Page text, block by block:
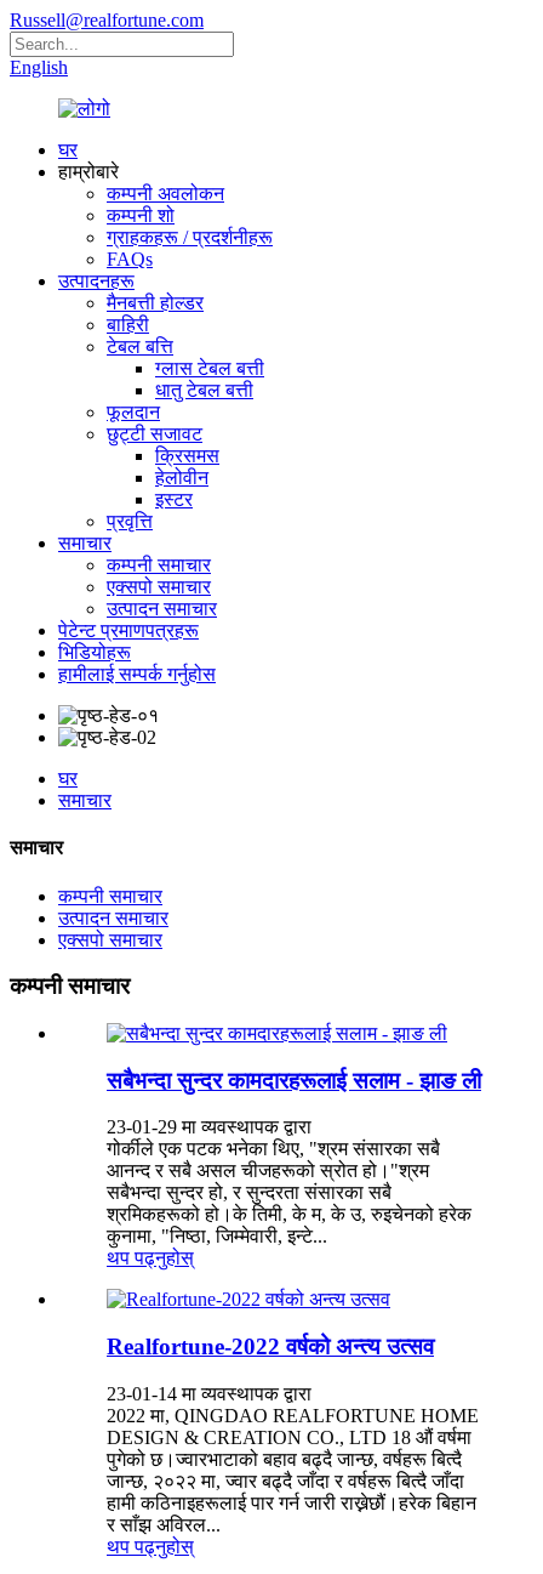
Russell@realfortune.com
English
घर
हाम्रोबारे
कम्पनी अवलोकन
कम्पनी शो
ग्राहकहरू / प्रदर्शनीहरू
FAQs
उत्पादनहरू
मैनबत्ती होल्डर
बाहिरी
टेबल बत्ति
ग्लास टेबल बत्ती
धातु टेबल बत्ती
फूलदान
छुट्टी सजावट
क्रिसमस
हेलोवीन
इस्टर
प्रवृत्ति
समाचार
कम्पनी समाचार
एक्सपो समाचार
उत्पादन समाचार
पेटेन्ट प्रमाणपत्रहरू
भिडियोहरू
हामीलाई सम्पर्क गर्नुहोस
घर
समाचार
समाचार
कम्पनी समाचार
उत्पादन समाचार
एक्सपो समाचार
कम्पनी समाचार
सबैभन्दा सुन्दर कामदारहरूलाई सलाम - झाङ ली
23-01-29 मा व्यवस्थापक द्वारा
गोर्कीले एक पटक भनेका थिए, "श्रम संसारका सबै
आनन्द र सबै असल चीजहरूको स्रोत हो।"श्रम
सबैभन्दा सुन्दर हो, र सुन्दरता संसारका सबै
श्रमिकहरूको हो।के तिमी, के म, के उ, रुइचेनको हरेक
कुनामा, "निष्ठा, जिम्मेवारी, इन्टे...
थप पढ्नुहोस्
Realfortune-2022 वर्षको अन्त्य उत्सव
23-01-14 मा व्यवस्थापक द्वारा
2022 मा, QINGDAO REALFORTUNE HOME
DESIGN & CREATION CO., LTD 18 औं वर्षमा
पुगेको छ।ज्वारभाटाको बहाव बढ्दै जान्छ, वर्षहरू बित्दै
जान्छ, २०२२ मा, ज्वार बढ्दै जाँदा र वर्षहरू बित्दै जाँदा
हामी कठिनाइहरूलाई पार गर्न जारी राख्नेछौं।हरेक बिहान
र साँझ अविरल...
थप पढ्नुहोस्